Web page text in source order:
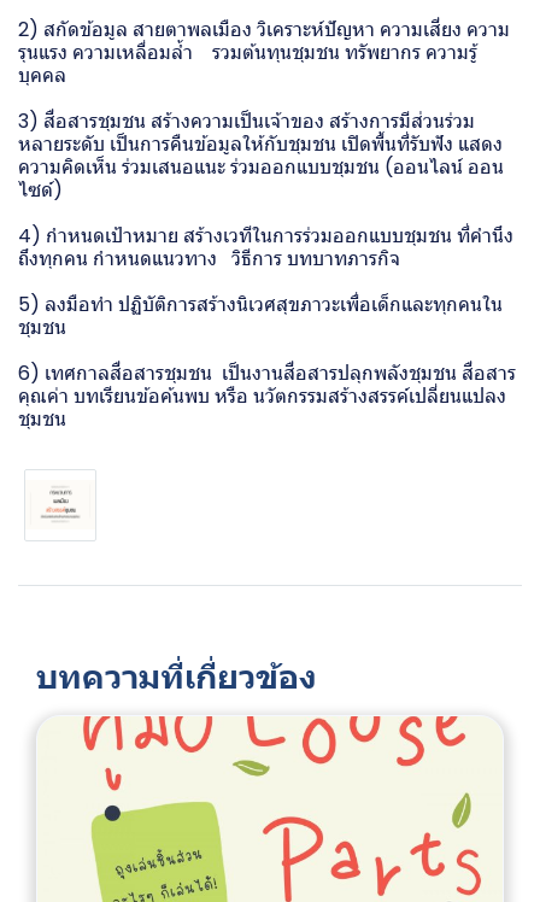
2) สกัดข้อมูล สายตาพลเมือง วิเคราะห์ปัญหา ความเสี่ยง ความ
รุนแรง ความเหลื่อมล้ำ รวมต้นทุนชุมชน ทรัพยากร ความรู้
บุคคล
3) สื่อสารชุมชน สร้างความเป็นเจ้าของ สร้างการมีส่วนร่วม
หลายระดับ เป็นการคืนข้อมูลให้กับชุมชน เปิดพื้นที่รับฟัง แสดง
ความคิดเห็น ร่วมเสนอแนะ ร่วมออกแบบชุมชน (ออนไลน์ ออน
ไซด์)
4) กำหนดเป้าหมาย สร้างเวทีในการร่วมออกแบบชุมชน ที่คำนึง
ถึงทุกคน กำหนดแนวทาง วิธีการ บทบาทภารกิจ
5) ลงมือทำ ปฏิบัติการสร้างนิเวศสุขภาวะเพื่อเด็กและทุกคนใน
ชุมชน
6) เทศกาลสื่อสารชุมชน เป็นงานสื่อสารปลุกพลังชุมชน สื่อสาร
คุณค่า บทเรียนข้อค้นพบ หรือ นวัตกรรมสร้างสรรค์เปลี่ยนแปลง
ชุมชน
บทความที่เกี่ยวข้อง